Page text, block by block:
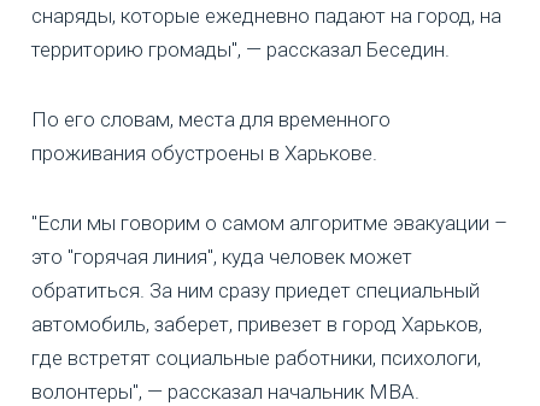
снаряды, которые ежедневно падают на город, на
территорию громады", — рассказал Беседин.
По его словам, места для временного
проживания обустроены в Харькове.
"Если мы говорим о самом алгоритме эвакуации –
это "горячая линия", куда человек может
обратиться. За ним сразу приедет специальный
автомобиль, заберет, привезет в город Харьков,
где встретят социальные работники, психологи,
волонтеры", — рассказал начальник МВА.